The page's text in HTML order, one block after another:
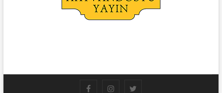
facebookinstagram